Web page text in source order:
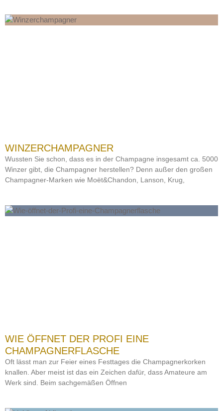
WINZERCHAMPAGNER
Wussten Sie schon, dass es in der Champagne insgesamt ca. 5000
Winzer gibt, die Champagner herstellen? Denn außer den großen
Champagner-Marken wie Moët&Chandon, Lanson, Krug,
WIE ÖFFNET DER PROFI EINE
CHAMPAGNERFLASCHE
Oft lässt man zur Feier eines Festtages die Champagnerkorken
knallen. Aber meist ist das ein Zeichen dafür, dass Amateure am
Werk sind. Beim sachgemäßen Öffnen